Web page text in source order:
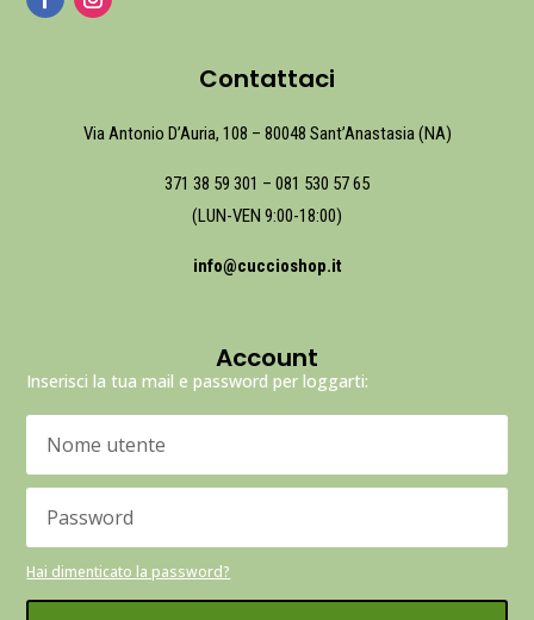
Contattaci
Via Antonio D’Auria, 108 – 80048 Sant’Anastasia (NA)
371 38 59 301 – 081 530 57 65
(LUN-VEN 9:00-18:00)
info@cuccioshop.it
Account
Inserisci la tua mail e password per loggarti:
Hai dimenticato la password?